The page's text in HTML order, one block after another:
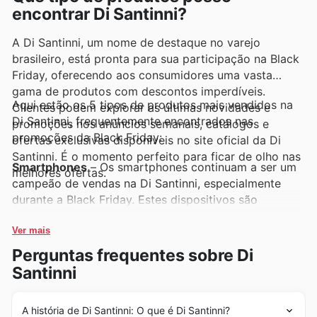
encontrar Di Santinni?
A Di Santinni, um nome de destaque no varejo
brasileiro, está pronta para sua participação na Black
Friday, oferecendo aos consumidores uma vasta
gama de produtos com descontos imperdíveis.
Clientes podem explorar as últimas novidades e
promoções nos anúncios semanais, catálogos e
ofertas exclusivas disponíveis no site oficial da Di
Santinni. É o momento perfeito para ficar de olho nas
melhores ofertas.
Aqui estão os 5 tipos de produtos mais vendidos na
Di Santinni, frequentemente encontrados nas
promoções da Black Friday:
Smartphones– Os smartphones continuam a ser um
campeão de vendas na Di Santinni, especialmente
durante a Black Friday. Estes dispositivos são
pelos excelentes preços encontrados nos anúncios
semanais da Di Santinni. As ofertas de Black Friday
costumam incluir modelos de última geração com
descontos significativos.
Televisores (TVs)– As televisões de alta definição e
Ver mais
Perguntas frequentes sobre Di
Santinni
A história de Di Santinni: O que é Di Santinni?